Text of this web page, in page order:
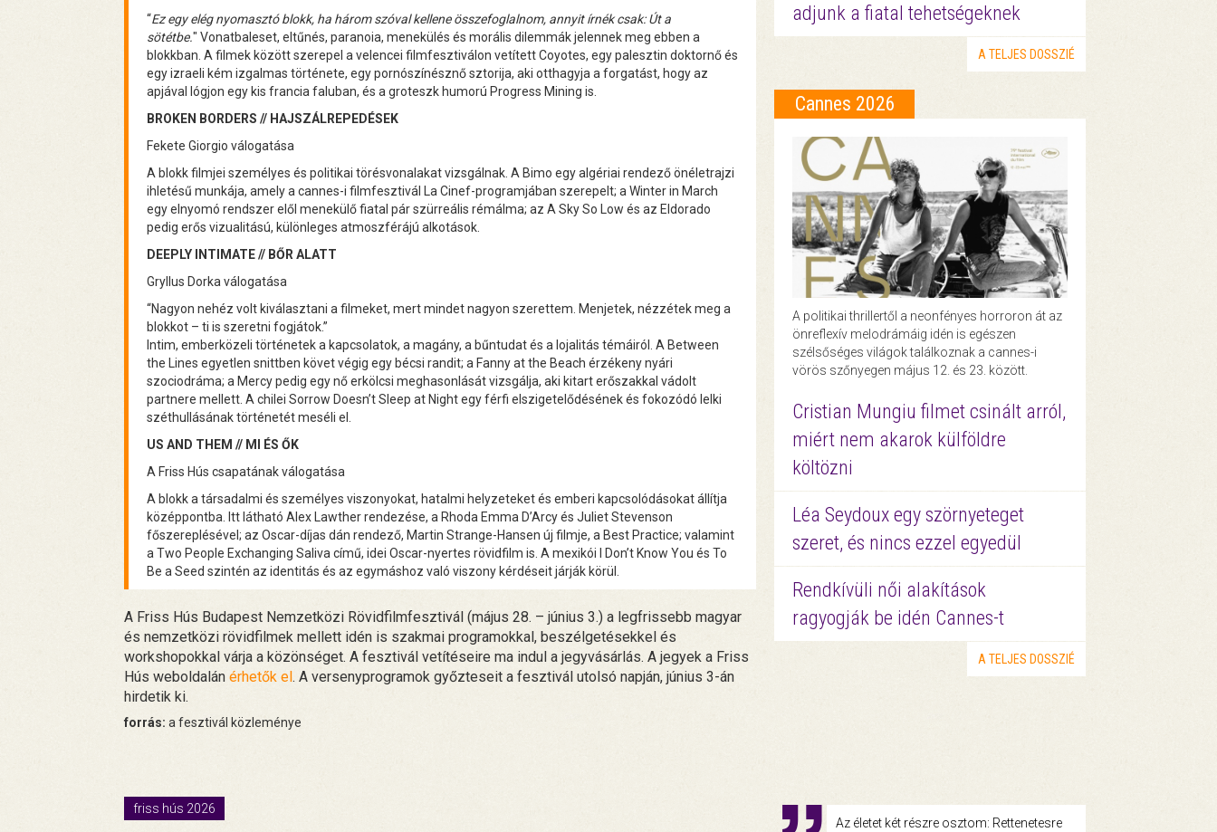
“Ez egy elég nyomasztó blokk, ha három szóval kellene összefoglalnom, annyit írnék csak: Út a
sötétbe." Vonatbaleset, eltűnés, paranoia, menekülés és morális dilemmák jelennek meg ebben a
blokkban. A filmek között szerepel a velencei filmfesztiválon vetített Coyotes, egy palesztin doktornő és
egy izraeli kém izgalmas története, egy pornószínésznő sztorija, aki otthagyja a forgatást, hogy az
apjával lógjon egy kis francia faluban, és a groteszk humorú Progress Mining is.
BROKEN BORDERS // HAJSZÁLREPEDÉSEK
Fekete Giorgio válogatása
A blokk filmjei személyes és politikai törésvonalakat vizsgálnak. A Bimo egy algériai rendező önéletrajzi
ihletésű munkája, amely a cannes-i filmfesztivál La Cinef-programjában szerepelt; a Winter in March
egy elnyomó rendszer elől menekülő fiatal pár szürreális rémálma; az A Sky So Low és az Eldorado
pedig erős vizualitású, különleges atmoszférájú alkotások.
DEEPLY INTIMATE // BŐR ALATT
Gryllus Dorka válogatása
“Nagyon nehéz volt kiválasztani a filmeket, mert mindet nagyon szerettem. Menjetek, nézzétek meg a
blokkot – ti is szeretni fogjátok.”
Intim, emberközeli történetek a kapcsolatok, a magány, a bűntudat és a lojalitás témáiról. A Between
the Lines egyetlen snittben követ végig egy bécsi randit; a Fanny at the Beach érzékeny nyári
szociodráma; a Mercy pedig egy nő erkölcsi meghasonlását vizsgálja, aki kitart erőszakkal vádolt
partnere mellett. A chilei Sorrow Doesn’t Sleep at Night egy férfi elszigetelődésének és fokozódó lelki
széthullásának történetét meséli el.
US AND THEM // MI ÉS ŐK
A Friss Hús csapatának válogatása
A blokk a társadalmi és személyes viszonyokat, hatalmi helyzeteket és emberi kapcsolódásokat állítja
középpontba. Itt látható Alex Lawther rendezése, a Rhoda Emma D’Arcy és Juliet Stevenson
főszereplésével; az Oscar-díjas dán rendező, Martin Strange-Hansen új filmje, a Best Practice; valamint
a Two People Exchanging Saliva című, idei Oscar-nyertes rövidfilm is. A mexikói I Don’t Know You és To
Be a Seed szintén az identitás és az egymáshoz való viszony kérdéseit járják körül.
A Friss Hús Budapest Nemzetközi Rövidfilmfesztivál (május 28. – június 3.) a legfrissebb magyar
és nemzetközi rövidfilmek mellett idén is szakmai programokkal, beszélgetésekkel és
workshopokkal várja a közönséget. A fesztivál vetítéseire ma indul a jegyvásárlás. A jegyek a Friss
Hús weboldalán érhetők el. A versenyprogramok győzteseit a fesztivál utolsó napján, június 3-án
hirdetik ki.
forrás: a fesztivál közleménye
friss hús 2026
adjunk a fiatal tehetségeknek
A TELJES DOSSZIÉ
Cannes 2026
A politikai thrillertől a neonfényes horroron át az
önreflexív melodrámáig idén is egészen
szélsőséges világok találkoznak a cannes-i
vörös szőnyegen május 12. és 23. között.
Cristian Mungiu filmet csinált arról,
miért nem akarok külföldre
költözni
Léa Seydoux egy szörnyeteget
szeret, és nincs ezzel egyedül
Rendkívüli női alakítások
ragyogják be idén Cannes-t
A TELJES DOSSZIÉ
Az életet két részre osztom: Rettenetesre